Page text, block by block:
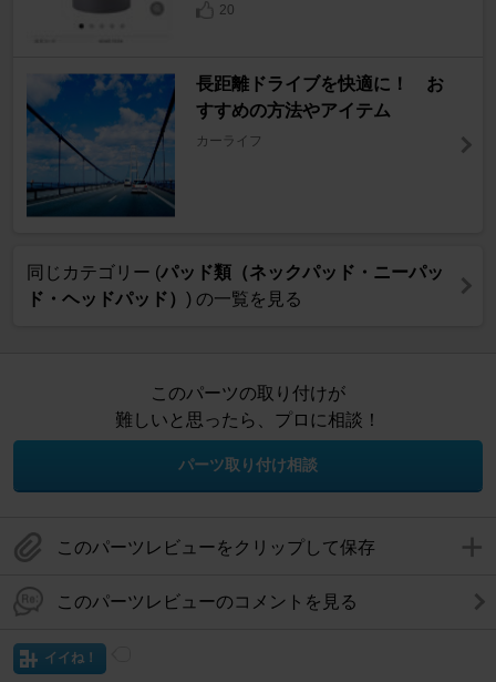
20
長距離ドライブを快適に！ お
すすめの方法やアイテム
カーライフ
同じカテゴリー (パッド類（ネックパッド・ニーパッ
ド・ヘッドパッド） ) の一覧を見る
このパーツの取り付けが
難しいと思ったら、プロに相談！
パーツ取り付け相談
このパーツレビューをクリップして保存
このパーツレビューのコメントを見る
イイね！